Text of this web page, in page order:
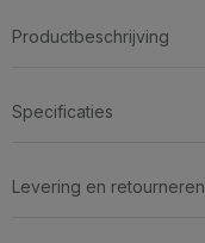
Productbeschrijving
Specificaties
Levering en retourneren